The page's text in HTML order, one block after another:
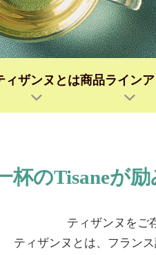
ィザンヌとは商品ライン
杯のTisaneが
ティザンヌをご
ティザンヌとは、フラン